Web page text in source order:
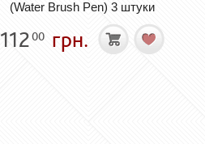
(Water Brush Pen) 3 штуки
11200 грн.